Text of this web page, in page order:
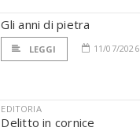
Gli anni di pietra
LEGGI 11/07/2026
EDITORIA
Delitto in cornice